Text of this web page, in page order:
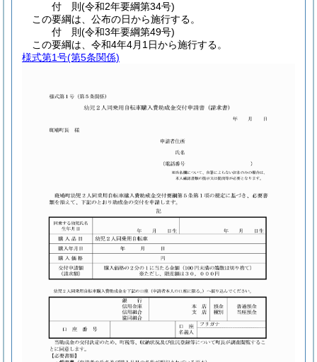
付 則(令和2年要綱第34号)
この要綱は、公布の日から施行する。
付 則(令和3年要綱第49号)
この要綱は、令和4年4月1日から施行する。
様式第1号(第5条関係)